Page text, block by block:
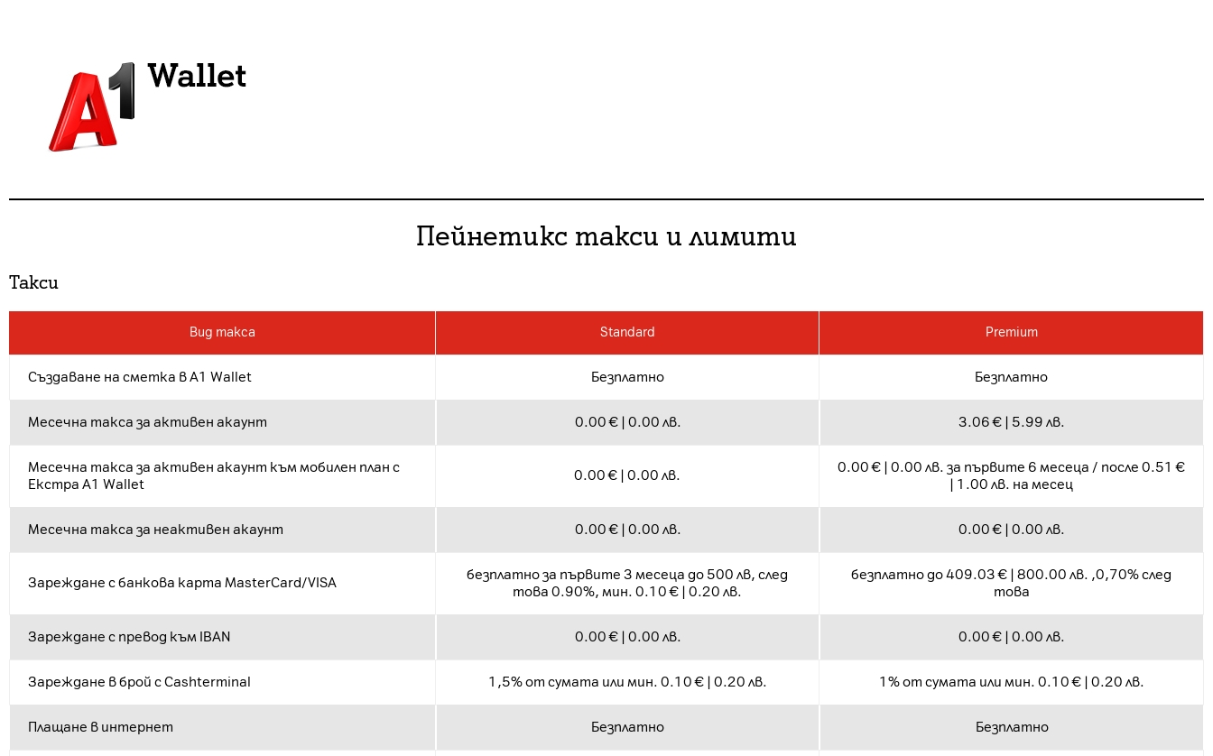
Пейнетикс такси и лимити
Такси
Вид такса Standard Premium
Създаване на сметка в A1 Wallet Безплатно Безплатно
Месечна такса за активен акаунт 0.00 € | 0.00 лв. 3.06 € | 5.99 лв.
Месечна такса за активен акаунт към мобилен план с
Екстра A1 Wallet
0.00 € | 0.00 лв.
0.00 € | 0.00 лв. за първите 6 месеца / после 0.51 €
| 1.00 лв. на месец
Месечна такса за неактивен акаунт 0.00 € | 0.00 лв. 0.00 € | 0.00 лв.
Зареждане с банкова карта MasterCard/VISA
безплатно за първите 3 месеца до 500 лв, след
това 0.90%, мин. 0.10 € | 0.20 лв.
безплатно до 409.03 € | 800.00 лв. ,0,70% след
това
Зареждане с превод към IBAN 0.00 € | 0.00 лв. 0.00 € | 0.00 лв.
Зареждане в брой с Cashterminal 1,5% от сумата или мин. 0.10 € | 0.20 лв. 1% от сумата или мин. 0.10 € | 0.20 лв.
Плащане в интернет Безплатно Безплатно